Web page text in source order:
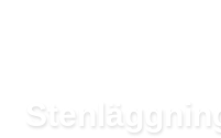
Stenläggning